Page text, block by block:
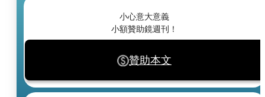
小心意大意義
小額贊助鏡週刊！
贊助本文